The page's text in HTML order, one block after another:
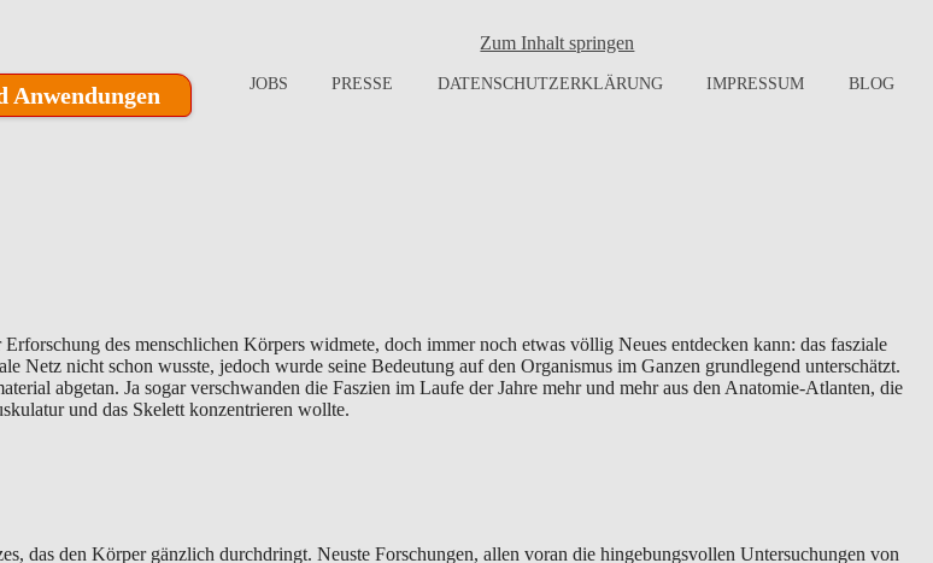
Zum Inhalt springen
JOBS PRESSE DATENSCHUTZERKLÄRUNG IMPRESSUM BLOG
Anwendungen
des menschlichen Körpers widmete, doch immer noch etwas völlig Neues entdecken kann: das fasziale
Netz nicht schon wusste, jedoch wurde seine Bedeutung auf den Organismus im Ganzen grundlegend unterschätzt.
abgetan. Ja sogar verschwanden die Faszien im Laufe der Jahre mehr und mehr aus den Anatomie-Atlanten, die
und das Skelett konzentrieren wollte.
das den Körper gänzlich durchdringt. Neuste Forschungen, allen voran die hingebungsvollen Untersuchungen von